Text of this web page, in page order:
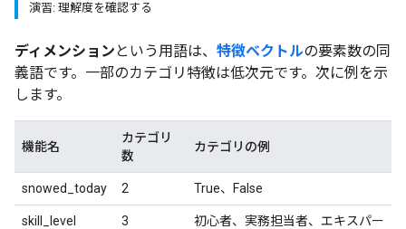
演習: 理解度を確認する
ディメンション という用語は、 特徴ベクトルの要素数の同
義語です。一部のカテゴリ特徴は低次元です。次に例を示
します。
機能名
カテゴリ
数
カテゴリの例
snowed_today 2 True、False
skill_level 3
初心者、実務担当者、エキスパー